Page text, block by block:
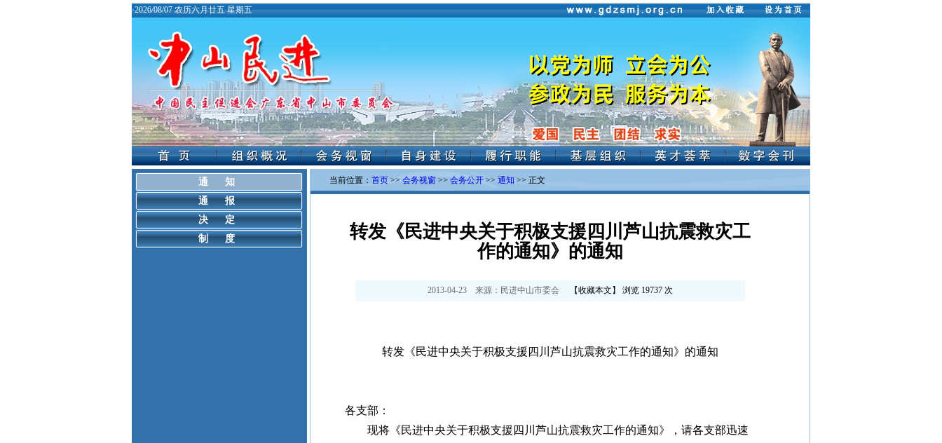
·2026/08/07 农历六月廿五 星期五
通 知
通 报
决 定
制 度
当前位置： 首页 >> 会务视窗 >> 会务公开 >> 通知 >> 正文
转发《民进中央关于积极支援四川芦山抗震救灾工
作的通知》的通知
2013-04-23来源： 民进中山市委会 【收藏本文 】 浏览 19737次
转发《民进中央关于积极支援四川芦山抗震救灾工作的通知》的通知
各支部：
现将《民进中央关于积极支援四川芦山抗震救灾工作的通知》，请各支部迅速